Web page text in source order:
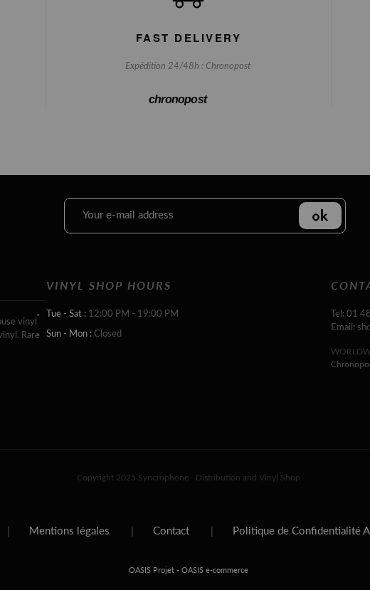
FAST DELIVERY
Expédition 24/48h : Chronopost
chronopost
vinyl
Rare
VINYL SHOP HOURS
Tue - Sat : 12:00 PM - 19:00 PM
Sun - Mon : Closed
Tel: 01
Email:
Copyright 2025 Syncrophone - Distribution and Vinyl Shop
| Mentions légales | Contact | Politique de Confidentialité
OASIS Projet - OASIS e-commerce